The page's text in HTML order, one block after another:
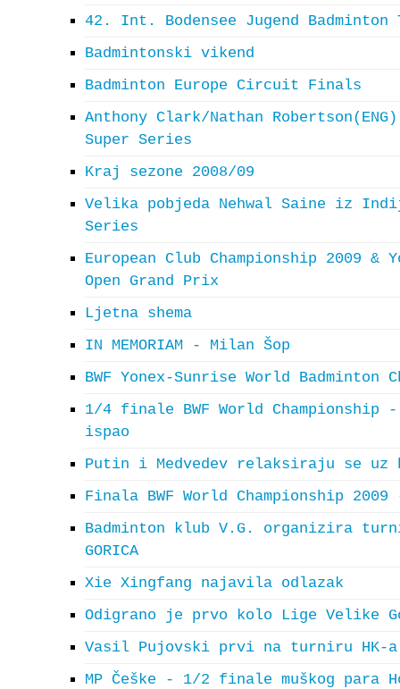
42. Int. Bodensee Jugend Badminton
Badmintonski vikend
Badminton Europe Circuit Finals
Anthony Clark/Nathan
Super Series
Kraj sezone 2008/09
Velika pobjeda Nehwal Saine iz
Series
European Club Championship 2009 &
Open Grand Prix
Ljetna shema
IN MEMORIAM - Milan Šop
BWF Yonex-Sunrise World Badminton
1/4 finale BWF World Championship
ispao
Putin i Medvedev relaksiraju se uz
Finala BWF World Championship
Badminton klub V.G. organizira
GORICA
Xie Xingfang najavila odlazak
Odigrano je prvo kolo Lige Velike
Vasil Pujovski prvi na turniru HK-a
MP Češke - 1/2 finale muškog para